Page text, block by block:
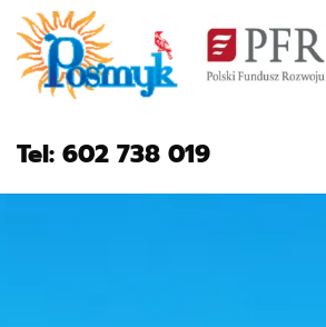
Tel: 602 738 019